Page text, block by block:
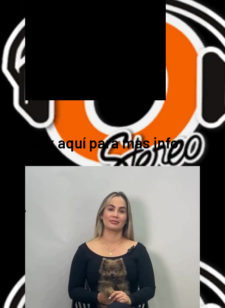
Cick aquí para mas info